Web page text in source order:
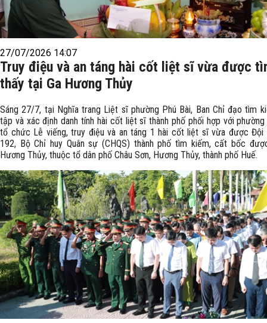
27/07/2026 14:07
Truy điệu và an táng hài cốt liệt sĩ vừa được
thấy tại Ga Hương Thủy
Sáng 27/7, tại Nghĩa trang Liệt sĩ phường Phú Bài, Ban Chỉ đạo tìm
tập và xác định danh tính hài cốt liệt sĩ thành phố phối hợp với phường
tổ chức Lễ viếng, truy điệu và an táng 1 hài cốt liệt sĩ vừa được Đội
192, Bộ Chỉ huy Quân sự (CHQS) thành phố tìm kiếm, cất bốc
Hương Thủy, thuộc tổ dân phố Châu Sơn, Hương Thủy, thành phố Huế.